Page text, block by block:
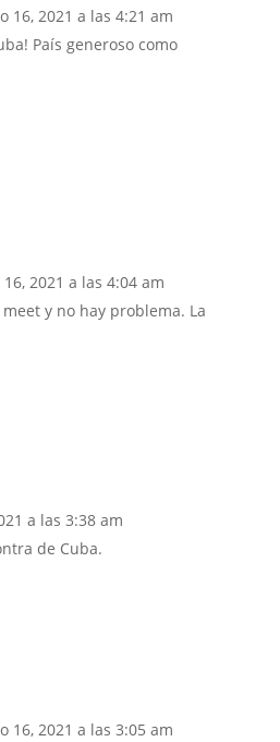
16, 2021 a las 4:21 am
País generoso como
2021 a las 4:04 am
y no hay problema. La
a las 3:38 am
de Cuba.
16, 2021 a las 3:05 am